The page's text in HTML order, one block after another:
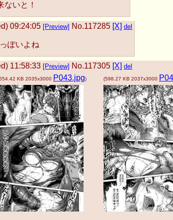
いと！
09:24:05 [Preview] No.117285 [X] del
ぽいよね
11:58:33 [Preview] No.117305 [X] del
KB 2035x3000 P043.jpg) (598.27 KB 2037x3000